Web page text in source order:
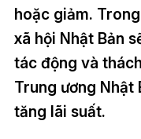
hoặc giảm.
xã hội Nhật Bản
tác động và
Trung ương Nhật
tăng lãi suất.